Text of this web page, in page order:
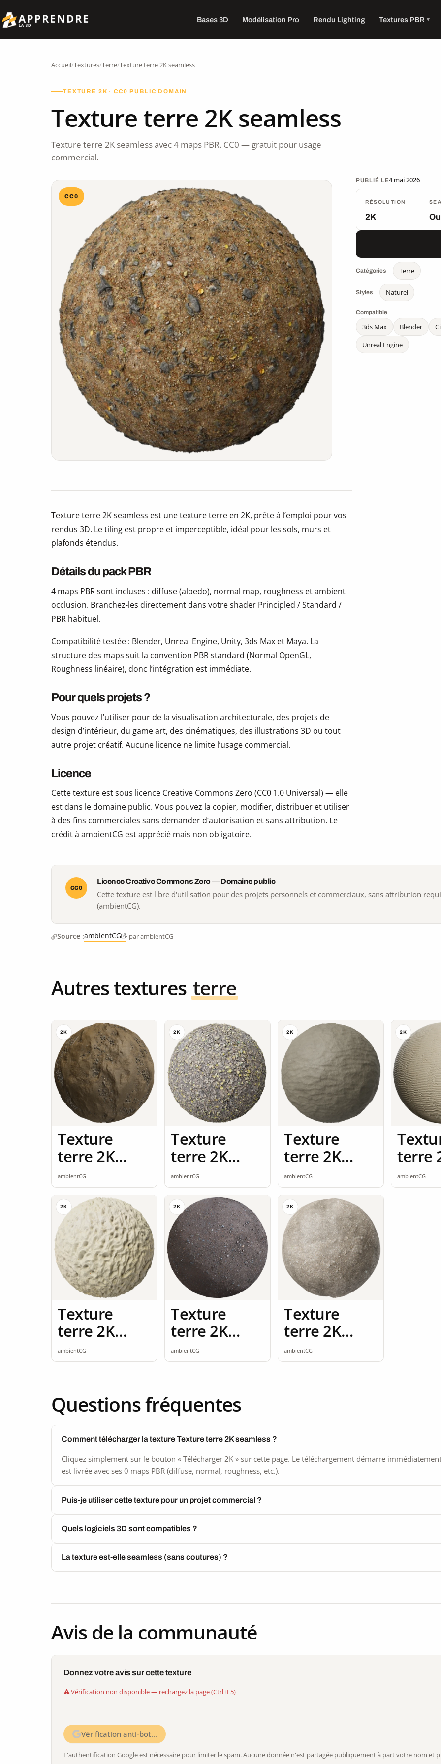
Bases 3D Modélisation Pro Rendu Lighting Textures PBR
Accueil/Textures/Terre/Texture terre 2K seamless
TEXTURE 2K · CC0 PUBLIC DOMAIN
Texture terre 2K seamless
Texture terre 2K seamless avec 4 maps PBR. CC0 — gratuit pour usage
commercial.
CC0
PUBLIÉ LE4 mai 2026
RÉSOLUTION
2K
Catégories Terre
Styles Naturel
Compatible
3ds Max Blender
Unreal Engine
Texture terre 2K seamless est une texture terre en 2K, prête à l’emploi pour vos
rendus 3D. Le tiling est propre et imperceptible, idéal pour les sols, murs et
plafonds étendus.
Détails du pack PBR
4 maps PBR sont incluses : diffuse (albedo), normal map, roughness et ambient
occlusion. Branchez-les directement dans votre shader Principled / Standard /
PBR habituel.
Compatibilité testée : Blender, Unreal Engine, Unity, 3ds Max et Maya. La
structure des maps suit la convention PBR standard (Normal OpenGL,
Roughness linéaire), donc l’intégration est immédiate.
Pour quels projets ?
Vous pouvez l’utiliser pour de la visualisation architecturale, des projets de
design d’intérieur, du game art, des cinématiques, des illustrations 3D ou tout
autre projet créatif. Aucune licence ne limite l’usage commercial.
Licence
Cette texture est sous licence Creative Commons Zero (CC0 1.0 Universal) — elle
est dans le domaine public. Vous pouvez la copier, modifier, distribuer et utiliser
à des fins commerciales sans demander d’autorisation et sans attribution. Le
crédit à ambientCG est apprécié mais non obligatoire.
CC0
Licence Creative Commons Zero — Domaine public
Cette texture est libre d'utilisation pour des projets personnels et commerciaux, sans attribution
(ambientCG).
Source :ambientCG · par ambientCG
Autres textures terre
2K
Texture
terre 2K
seamless
ambientCG
2K
Texture
terre 2K
seamless
ambientCG
2K
Texture
terre 2K
seamless
ambientCG
2K
terre
ambientCG
2K
Texture
terre 2K
seamless
ambientCG
2K
Texture
terre 2K
seamless
ambientCG
2K
Texture
terre 2K
seamless
ambientCG
Questions fréquentes
Comment télécharger la texture Texture terre 2K seamless ?
Cliquez simplement sur le bouton « Télécharger 2K » sur cette page. Le téléchargement démarre
est livrée avec ses 0 maps PBR (diffuse, normal, roughness, etc.).
Puis-je utiliser cette texture pour un projet commercial ?
Quels logiciels 3D sont compatibles ?
La texture est-elle seamless (sans coutures) ?
Avis de la communauté
Donnez votre avis sur cette texture
Vérification non disponible — rechargez la page (Ctrl+F5)
Vérification anti-bot…
L'authentification Google est nécessaire pour limiter le spam. Aucune donnée n'est partagée publiquement à part votre nom et